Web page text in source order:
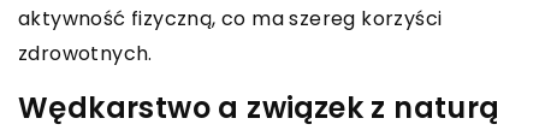
aktywność fizyczną, co ma szereg korzyści
zdrowotnych.
Wędkarstwo a związek z naturą